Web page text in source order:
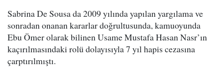
Sabrina De Sousa da 2009 yılında yapılan yargılama ve
sonradan onanan kararlar doğrultusunda, kamuoyunda
Ebu Ömer olarak bilinen Usame Mustafa Hasan Nasr’ın
kaçırılmasındaki rolü dolayısıyla 7 yıl hapis cezasına
çarptırılmıştı.